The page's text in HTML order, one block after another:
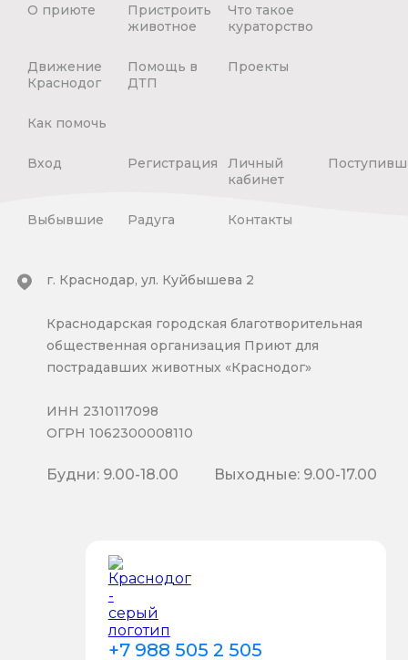
О приюте
Пристроить
животное
Что такое
кураторство
Движение
Краснодог
Помощь в
ДТП
Проекты
Как помочь
Вход Регистрация
Личный
кабинет
Выбывшие Радуга Контакты
+7 988 505 2 505
г. Краснодар, ул. Куйбышева 2
Краснодарская городская благотворительная
общественная организация Приют для
пострадавших животных «Краснодог»
ИНН 2310117098
ОГРН 1062300008110
Будни: 9.00-18.00 Выходные: 9.00-17.00